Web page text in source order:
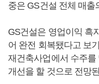
중은 GS건설 전체 매출
GS건설은 영업이익 흑
어 완전 회복됐다고 보
재건축사업에서 수주
개선을 할 것으로 전망